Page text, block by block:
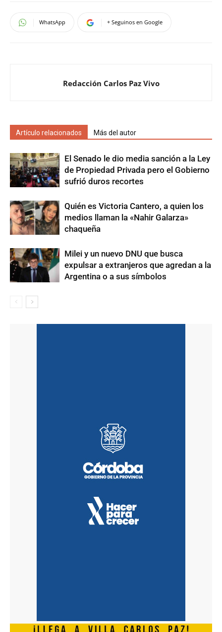
WhatsApp + Seguinos en Google
Redacción Carlos Paz Vivo
Artículo relacionados Más del autor
El Senado le dio media sanción a la Ley
de Propiedad Privada pero el Gobierno
sufrió duros recortes
Quién es Victoria Cantero, a quien los
medios llaman la «Nahir Galarza»
chaqueña
Milei y un nuevo DNU que busca
expulsar a extranjeros que agredan a la
Argentina o a sus símbolos